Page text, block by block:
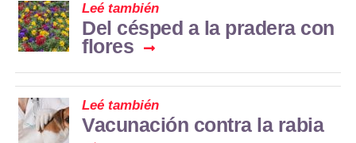
Leé también
Del césped a la pradera con
flores
Leé también
Vacunación contra la rabia